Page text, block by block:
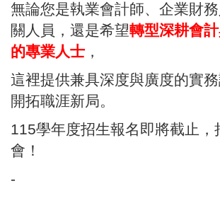
無論您是執業會計師、企業財
關人員，還是希望轉型深耕會
的專業人士 ，
這裡提供兼具深度與廣度的實
開拓職涯新局。
115學年度招生報名即將截止，
會！
-